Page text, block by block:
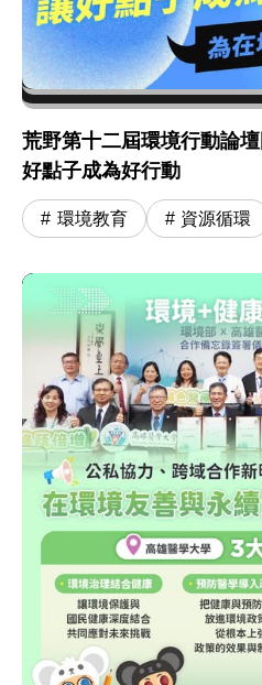
荒野第十二屆環境行動論
好點子成為好行動
環境教育 資源循環